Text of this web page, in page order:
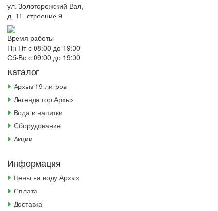
ул. Золоторожский Вал,
д. 11, строение 9
Время работы
Пн-Пт с 08:00 до 19:00
Сб-Вс с 09:00 до 19:00
Каталог
Архыз 19 литров
Легенда гор Архыз
Вода и напитки
Оборудование
Акции
Информация
Цены на воду Архыз
Оплата
Доставка